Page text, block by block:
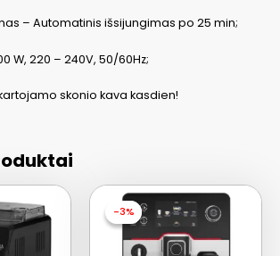
– Automatinis išsijungimas po 25 min;
W, 220 – 240V, 50/60Hz;
skonio kava kasdien!
-3%
-3%